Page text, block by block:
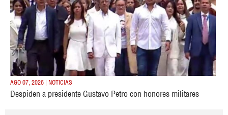
AGO 07, 2026 | NOTICIAS
Despiden a presidente Gustavo Petro con honores militares